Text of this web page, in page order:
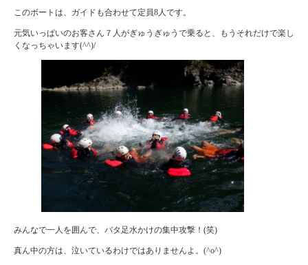
このボートは、ガイドも合わせて定員8人です。
元気いっぱいのお客さん７人がぎゅうぎゅうで乗ると、もうそれだけで楽し
くなっちゃいます(^^)/
みんなで一人を囲んで、バタ足水かけの集中攻撃！(笑)
真ん中の方は、泣いているわけではありませんよ。(^o^)